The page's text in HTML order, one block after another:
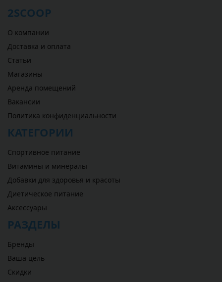
2SCOOP
О компании
Доставка и оплата
Статьи
Магазины
Аренда помещений
Вакансии
Политика конфиденциальности
КАТЕГОРИИ
Спортивное питание
Витамины и минералы
Добавки для здоровья и красоты
Диетическое питание
Аксессуары
РАЗДЕЛЫ
Бренды
Ваша цель
Скидки